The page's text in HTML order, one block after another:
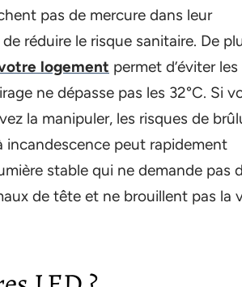
pas de mercure dans leur
réduire le risque sanitaire. De
logement permet d’éviter les
ne dépasse pas les 32°C. Si
la manipuler, les risques de
incandescence peut rapidement
stable qui ne demande pas
de tête et ne brouillent pas la